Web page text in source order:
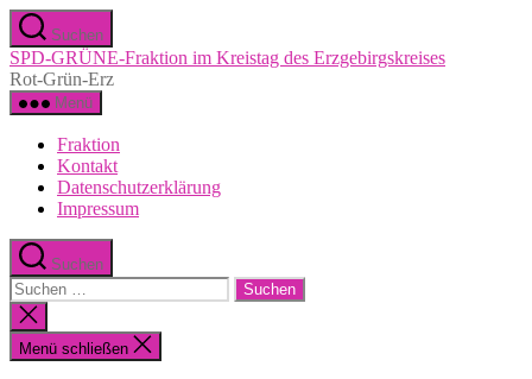
Zum
Inhalt
springen
Suchen
SPD-GRÜNE-Fraktion im Kreistag des Erzgebirgskreises
Rot-Grün-Erz
Menü
Fraktion
Kontakt
Datenschutzerklärung
Impressum
Suchen
Suchen
nach:
Suche
schließen
Menü schließen